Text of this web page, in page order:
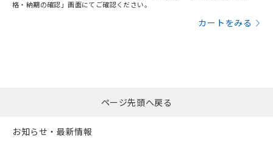
格・納期の確認」画面にてご確認ください。
カートをみる
ページ先頭へ戻る
お知らせ・最新情報